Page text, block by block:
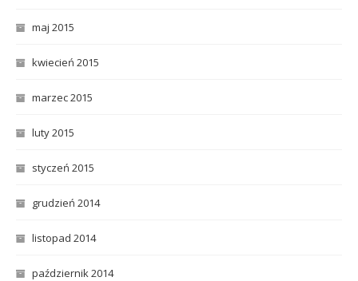
maj 2015
kwiecień 2015
marzec 2015
luty 2015
styczeń 2015
grudzień 2014
listopad 2014
październik 2014